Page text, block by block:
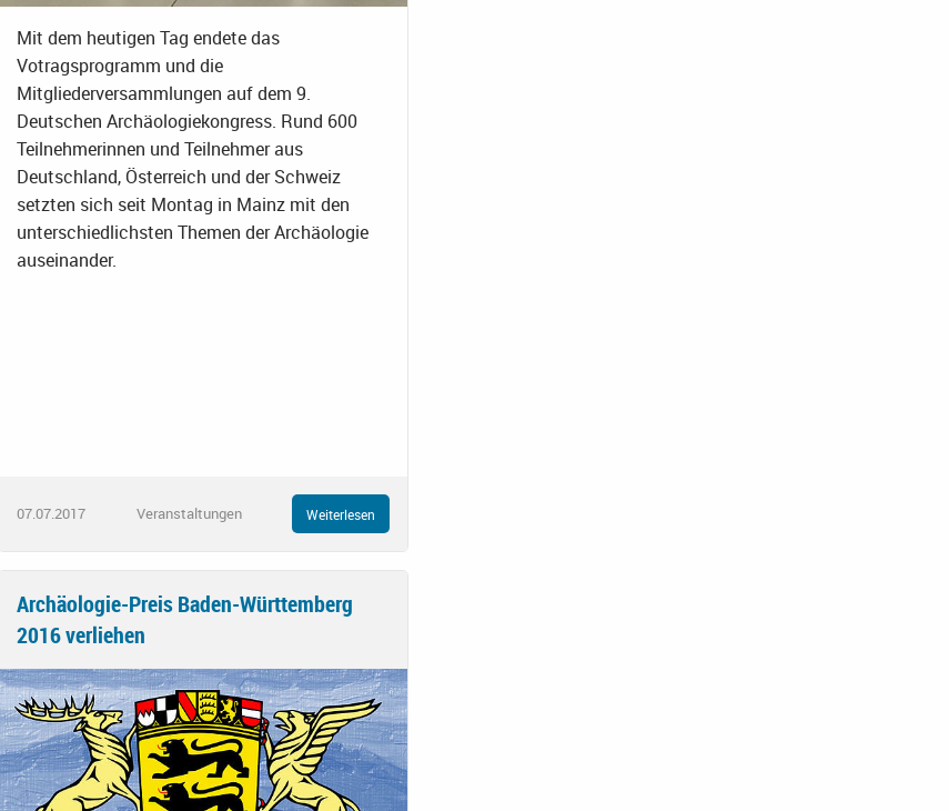
Mit dem heutigen Tag endete das
Votragsprogramm und die
Mitgliederversammlungen auf dem 9.
Deutschen Archäologiekongress. Rund 600
Teilnehmerinnen und Teilnehmer aus
Deutschland, Österreich und der Schweiz
setzten sich seit Montag in Mainz mit den
unterschiedlichsten Themen der Archäologie
auseinander.
07.07.2017 Veranstaltungen Weiterlesen
Archäologie-Preis Baden-Württemberg
2016 verliehen